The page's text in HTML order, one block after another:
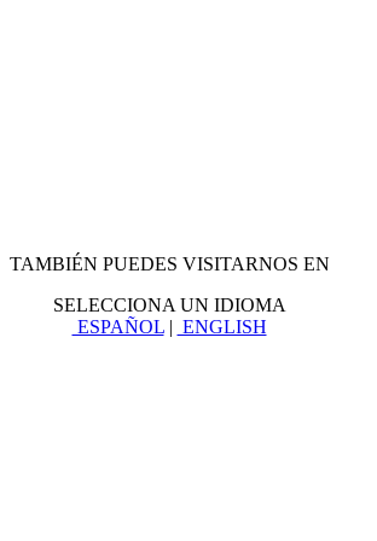
TAMBIÉN PUEDES VISITARNOS EN
SELECCIONA UN IDIOMA
ESPAÑOL| ENGLISH